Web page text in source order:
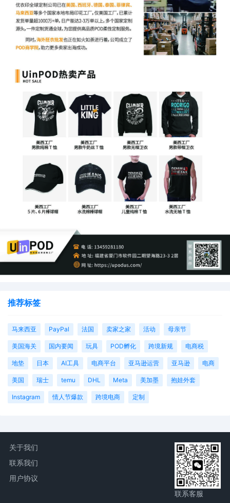
推荐标签
马来西亚 PayPal 法国 卖家之家 活动 母亲节
美国海关 国内要闻 玩具 POD孵化 跨境新规 电商税
地垫 日本 AI工具 电商平台 亚马逊运营 亚马逊 电商
美国 瑞士 temu DHL Meta 美加墨 抱娃外套
Instagram 情人节爆款 跨境电商 定制
关于我们
联系我们
用户协议
联系客服